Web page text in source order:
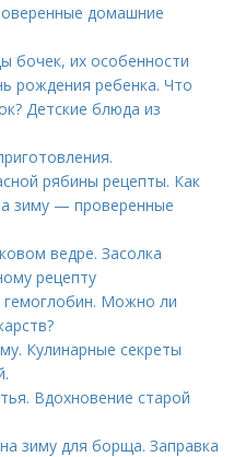
домашние
бочек, их особенности
рождения ребенка. Что
Детские блюда из
рябины рецепты. Как
зиму — проверенные
ведре. Засолка
рецепту
гемоглобин. Можно ли
Кулинарные секреты
Вдохновение старой
зиму для борща. Заправка